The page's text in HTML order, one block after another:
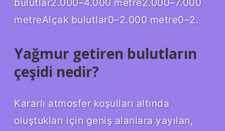
metreAlçak bulutlar0–2.000 metre0–2.
Yağmur getiren bulutların
çeşidi nedir?
Kararlı atmosfer koşulları altında
oluştukları için geniş alanlara yayılan,